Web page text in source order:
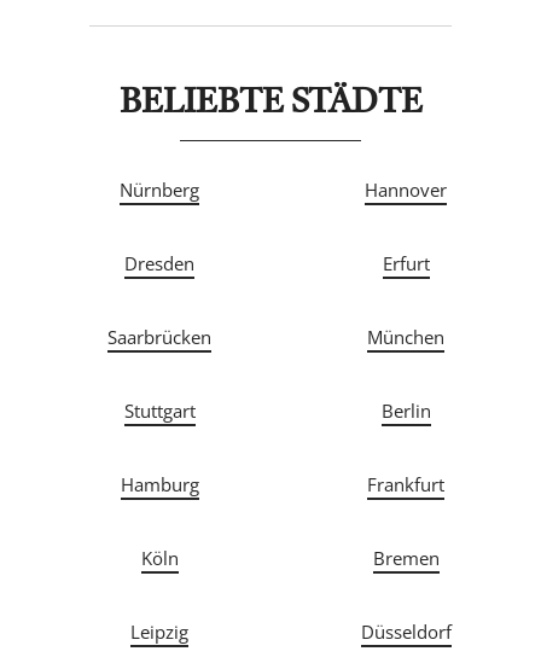
BELIEBTE STÄDTE
Nürnberg Hannover
Dresden Erfurt
Saarbrücken München
Stuttgart Berlin
Hamburg Frankfurt
Köln Bremen
Leipzig Düsseldorf